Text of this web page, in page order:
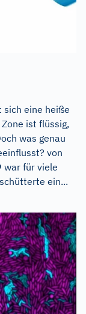
sich eine heiße
ist flüssig,
was genau
von
war für viele
ein...